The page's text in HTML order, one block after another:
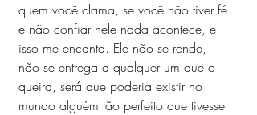
quem você clama, se você não tiver fé
e não confiar nele nada acontece, e
isso me encanta. Ele não se rende,
não se entrega a qualquer um que o
queira, será que poderia existir no
mundo alguém tão perfeito que tivesse